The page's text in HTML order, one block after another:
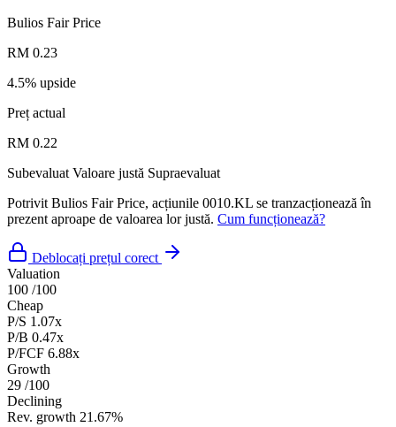
Bulios Fair Price
RM 0.23
4.5% upside
Preț actual
RM 0.22
Subevaluat Valoare justă Supraevaluat
Potrivit Bulios Fair Price, acțiunile 0010.KL se tranzacționează în
prezent aproape de valoarea lor justă. Cum funcționează?
Deblocați prețul corect
Valuation
100 /100
Cheap
P/S 1.07x
P/B 0.47x
P/FCF 6.88x
Growth
29 /100
Declining
Rev. growth 21.67%